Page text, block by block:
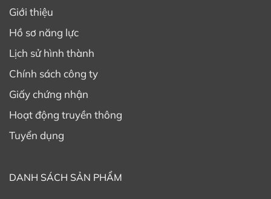
Giới thiệu
Hồ sơ năng lực
Lịch sử hình thành
Chính sách công ty
Giấy chứng nhận
Hoạt động truyền thông
Tuyển dụng
DANH SÁCH SẢN PHẨM